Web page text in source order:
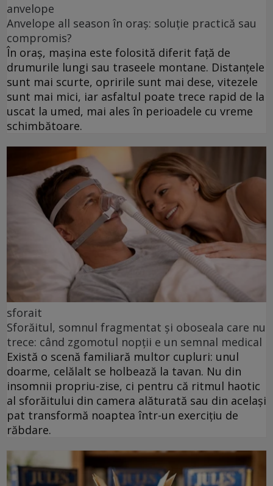
anvelope
Anvelope all season în oraș: soluție practică sau
compromis?
În oraș, mașina este folosită diferit față de
drumurile lungi sau traseele montane. Distanțele
sunt mai scurte, opririle sunt mai dese, vitezele
sunt mai mici, iar asfaltul poate trece rapid de la
uscat la umed, mai ales în perioadele cu vreme
schimbătoare.
sforait
Sforăitul, somnul fragmentat și oboseala care nu
trece: când zgomotul nopții e un semnal medical
Există o scenă familiară multor cupluri: unul
doarme, celălalt se holbează la tavan. Nu din
insomnii propriu-zise, ci pentru că ritmul haotic
al sforăitului din camera alăturată sau din același
pat transformă noaptea într-un exercițiu de
răbdare.